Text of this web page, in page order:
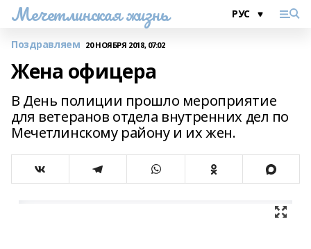
Мечетлинская жизнь
Поздравляем 20 НОЯБРЯ 2018, 07:02
Жена офицера
В День полиции прошло мероприятие
для ветеранов отдела внутренних дел по
Мечетлинскому району и их жен.